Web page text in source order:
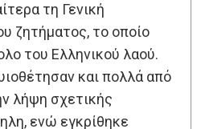
τη Γενική
ζητήματος, το οποίο
του Ελληνικού λαού.
και πολλά από
λήψη σχετικής
ενώ εγκρίθηκε